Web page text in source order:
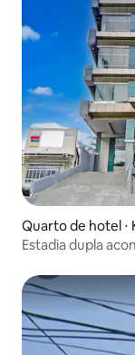
Quarto de hotel ⋅
Estadia dupla